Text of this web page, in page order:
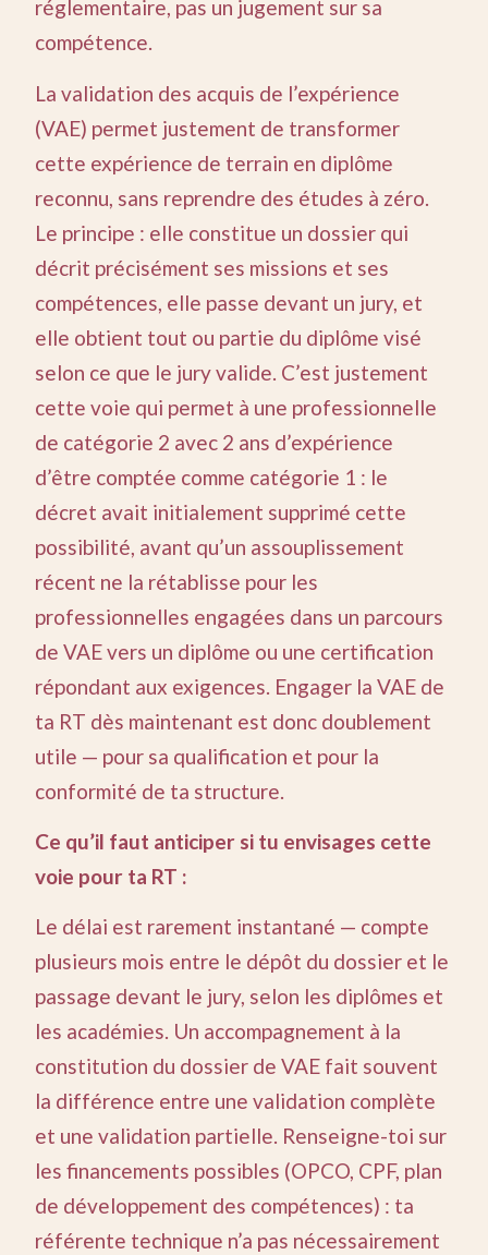
réglementaire, pas un jugement sur sa
compétence.
La validation des acquis de l’expérience
(VAE) permet justement de transformer
cette expérience de terrain en diplôme
reconnu, sans reprendre des études à zéro.
Le principe : elle constitue un dossier qui
décrit précisément ses missions et ses
compétences, elle passe devant un jury, et
elle obtient tout ou partie du diplôme visé
selon ce que le jury valide. C’est justement
cette voie qui permet à une professionnelle
de catégorie 2 avec 2 ans d’expérience
d’être comptée comme catégorie 1 : le
décret avait initialement supprimé cette
possibilité, avant qu’un assouplissement
récent ne la rétablisse pour les
professionnelles engagées dans un parcours
de VAE vers un diplôme ou une certification
répondant aux exigences. Engager la VAE de
ta RT dès maintenant est donc doublement
utile — pour sa qualification et pour la
conformité de ta structure.
Ce qu’il faut anticiper si tu envisages cette
voie pour ta RT :
Le délai est rarement instantané — compte
plusieurs mois entre le dépôt du dossier et le
passage devant le jury, selon les diplômes et
les académies. Un accompagnement à la
constitution du dossier de VAE fait souvent
la différence entre une validation complète
et une validation partielle. Renseigne-toi sur
les financements possibles (OPCO, CPF, plan
de développement des compétences) : ta
référente technique n’a pas nécessairement